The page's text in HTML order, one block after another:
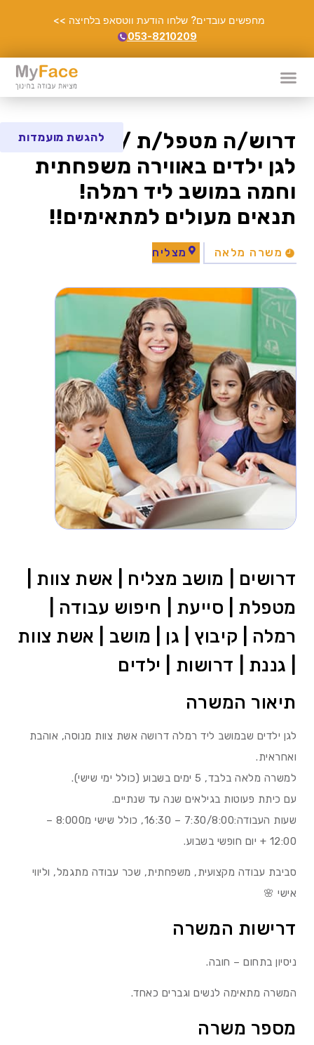
מחפשים עובדים? שלחו הודעת ווטסאפ בלחיצה >>
053-8210209
דרוש/ה מטפל/ת / מוביל/ה
לגן ילדים באווירה משפחתית
וחמה במושב ליד רמלה!
תנאים מעולים למתאימים!!
משרה מלאה מצליח
להגשת מועמדות
דרושים | מושב מצליח | אשת צוות |
מטפלת | סייעת | חיפוש עבודה |
רמלה | קיבוץ | גן | מושב | אשת צוות
| גננת | דרושות | ילדים
תיאור המשרה
לגן ילדים שבמושב ליד רמלה דרושה אשת צוות מנוסה, אוהבת
ואחראית.
למשרה מלאה בלבד, 5 ימים בשבוע (כולל ימי שישי).
עם כיתת פעוטות בגילאים שנה עד שנתיים.
שעות העבודה:7:30/8:00 – 16:30, כולל שישי מ8:000 –
12:00 + יום חופשי בשבוע.
סביבת עבודה מקצועית, משפחתית, שכר עבודה מתגמל, וליווי
אישי 🌸
דרישות המשרה
ניסיון בתחום – חובה.
המשרה מתאימה לנשים וגברים כאחד.
מספר משרה